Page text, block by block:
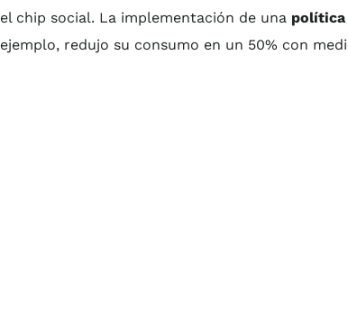
el chip social. La implementación de una política
ejemplo, redujo su consumo en un 50% con